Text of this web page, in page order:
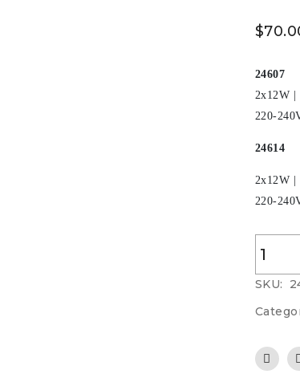
$
24607
2x12W
220-
24614
2x12W
220-
SKU: